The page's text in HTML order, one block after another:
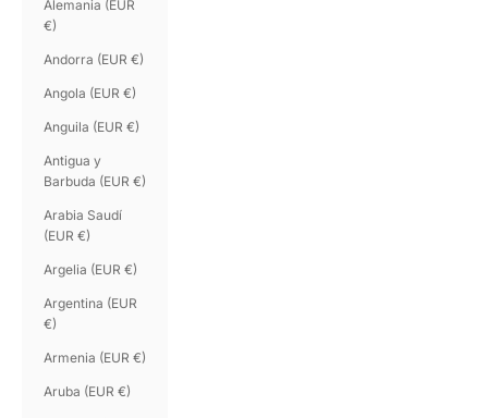
Alemania (EUR
€)
Andorra (EUR €)
Angola (EUR €)
Anguila (EUR €)
Antigua y
Barbuda (EUR €)
Arabia Saudí
(EUR €)
Argelia (EUR €)
Argentina (EUR
€)
Armenia (EUR €)
Aruba (EUR €)